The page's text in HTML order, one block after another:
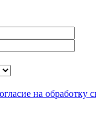
на обработку